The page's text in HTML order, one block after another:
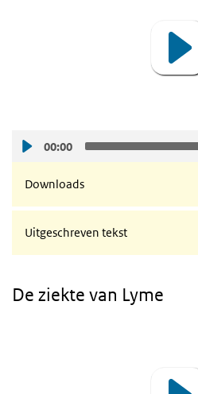
00:00
Downloads
Uitgeschreven tekst
De ziekte van Lyme